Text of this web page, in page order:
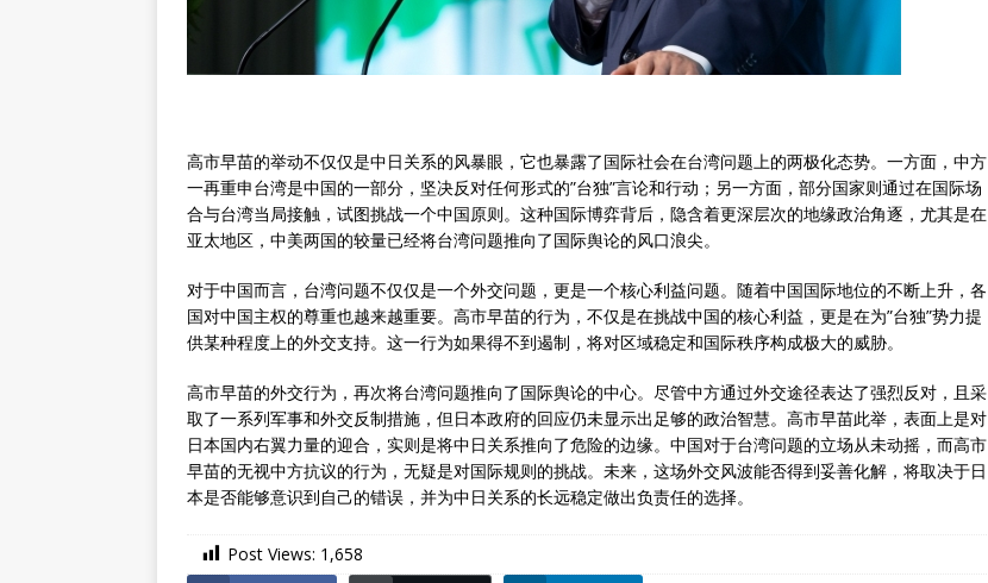
高市早苗的举动不仅仅是中日关系的风暴眼，它也暴露了国际社会在台湾问题上的两极化态势。一方面，中方
一再重申台湾是中国的一部分，坚决反对任何形式的”台独”言论和行动；另一方面，部分国家则通过在国际场
合与台湾当局接触，试图挑战一个中国原则。这种国际博弈背后，隐含着更深层次的地缘政治角逐，尤其是在
亚太地区，中美两国的较量已经将台湾问题推向了国际舆论的风口浪尖。
对于中国而言，台湾问题不仅仅是一个外交问题，更是一个核心利益问题。随着中国国际地位的不断上升，各
国对中国主权的尊重也越来越重要。高市早苗的行为，不仅是在挑战中国的核心利益，更是在为”台独”势力提
供某种程度上的外交支持。这一行为如果得不到遏制，将对区域稳定和国际秩序构成极大的威胁。
高市早苗的外交行为，再次将台湾问题推向了国际舆论的中心。尽管中方通过外交途径表达了强烈反对，且采
取了一系列军事和外交反制措施，但日本政府的回应仍未显示出足够的政治智慧。高市早苗此举，表面上是对
日本国内右翼力量的迎合，实则是将中日关系推向了危险的边缘。中国对于台湾问题的立场从未动摇，而高市
早苗的无视中方抗议的行为，无疑是对国际规则的挑战。未来，这场外交风波能否得到妥善化解，将取决于日
本是否能够意识到自己的错误，并为中日关系的长远稳定做出负责任的选择。
Post Views: 1,658